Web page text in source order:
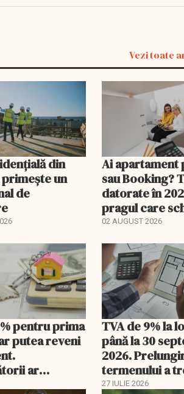
Vezi toate
din
un
de
Ai apartament
sau Booking?
datorate în
pragul care
regimul fiscal
02 AUGUST 2026
pentru prima
putea reveni
ar
zeci de mii de
TVA de 9% la
până la 30
2026.
termenului a
comisia din
27 IULIE 2026